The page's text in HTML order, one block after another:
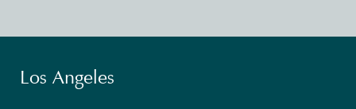
Los Angeles